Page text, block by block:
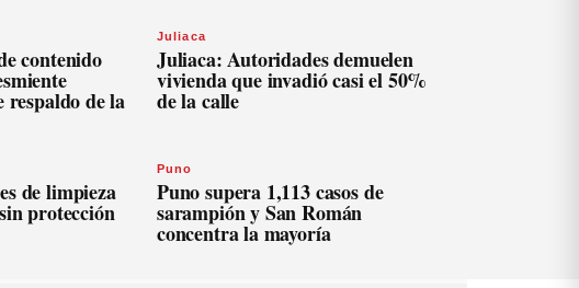
contenido
respaldo de la
Juliaca
Juliaca: Autoridades demuelen
vivienda que invadió casi el 50%
de la calle
de limpieza
protección
Puno
Puno supera 1,113 casos de
sarampión y San Román
concentra la mayoría